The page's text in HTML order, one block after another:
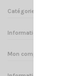
Catégories
Informations
Mon compte